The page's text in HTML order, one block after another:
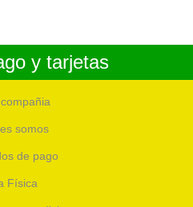
y tarjetas
somos
de pago
Física